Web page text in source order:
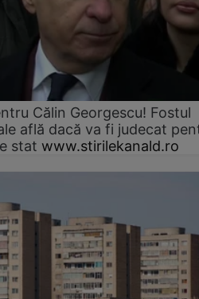
Călin Georgescu! Fostul
află dacă va fi judecat
stat www.stirilekanald.ro